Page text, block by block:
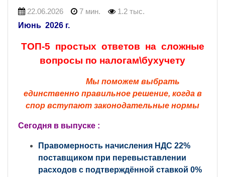
22.06.2026 7 мин.
1.2 тыс.
Июнь 2026 г.
ТОП-5 простых ответов на сложные
вопросы по налогам\бухучету
Мы поможем выбрать
единственно правильное решение, когда в
спор вступают законодательные нормы
Сегодня в выпуске :
Правомерность начисления НДС 22%
поставщиком при перевыставлении
расходов с подтверждённой ставкой 0%